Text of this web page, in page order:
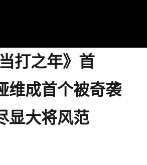
当打之年》首
维成首个被奇袭
显大将风范